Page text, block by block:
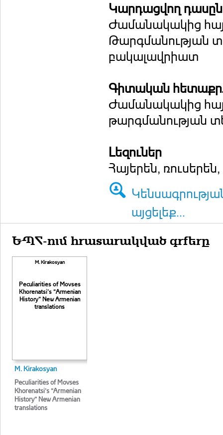
Կարդացվող
Ժամանակակից
Թարգմանության
բակալավրիատ
Գիտական
Ժամանակակից
թարգմանության
Լեզուներ
Հայերեն,
այցելեք...
ԵՊՀ-ում հրատարակված գրքերը
M. Kirakosyan
Peculiarities of Movses
Khorenatsi’s “Armenian
History” New Armenian
translations
M. Kirakosyan
Peculiarities of Movses
Khorenatsi’s “Armenian
History” New Armenian
translations